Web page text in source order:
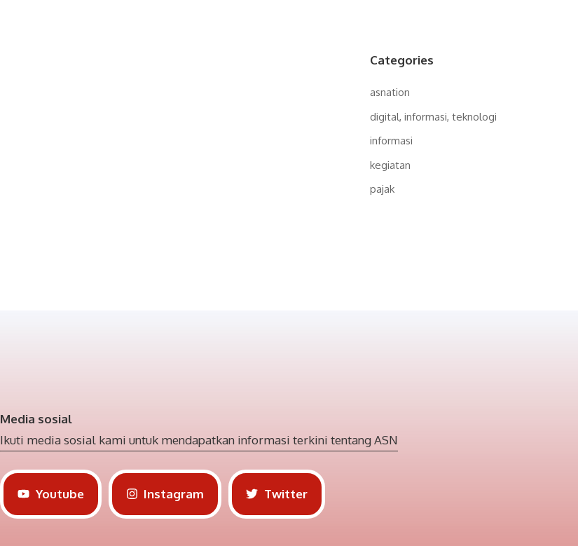
Categories
asnation
digital, informasi, teknologi
informasi
kegiatan
pajak
Media sosial
Ikuti media sosial kami untuk mendapatkan informasi terkini tentang ASN
Youtube Instagram Twitter